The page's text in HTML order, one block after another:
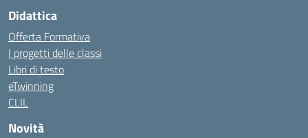
Didattica
Offerta Formativa
I progetti delle classi
Libri di testo
eTwinning
CLIL
Novità